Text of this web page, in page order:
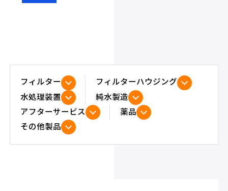
プール・浴場（浴
槽）関連
フィルター
フィルターハウジング
水処理装置
純水製造
アフターサービス
薬品
その他製品